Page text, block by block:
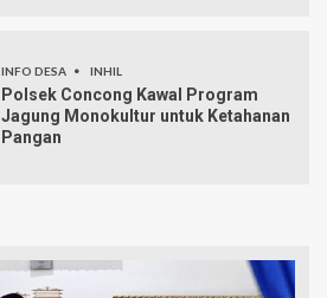
INFO DESA INHIL
Polsek Concong Kawal Program
Jagung Monokultur untuk Ketahanan
Pangan